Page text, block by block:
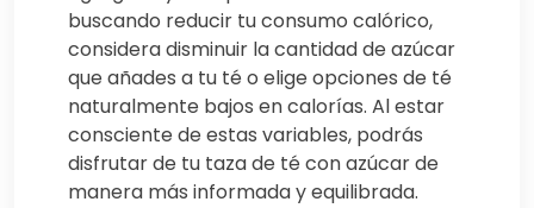
buscando reducir tu consumo calórico,
considera disminuir la cantidad de azúcar
que añades a tu té o elige opciones de té
naturalmente bajos en calorías. Al estar
consciente de estas variables, podrás
disfrutar de tu taza de té con azúcar de
manera más informada y equilibrada.